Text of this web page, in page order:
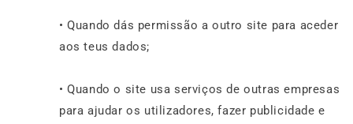
• Quando dás permissão a outro site para aceder
aos teus dados;
• Quando o site usa serviços de outras empresas
para ajudar os utilizadores, fazer publicidade e